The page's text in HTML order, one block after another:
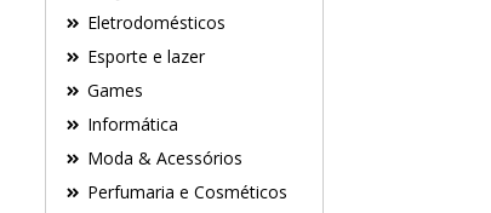
Eletrodomésticos
Esporte e lazer
Games
Informática
Moda & Acessórios
Perfumaria e Cosméticos